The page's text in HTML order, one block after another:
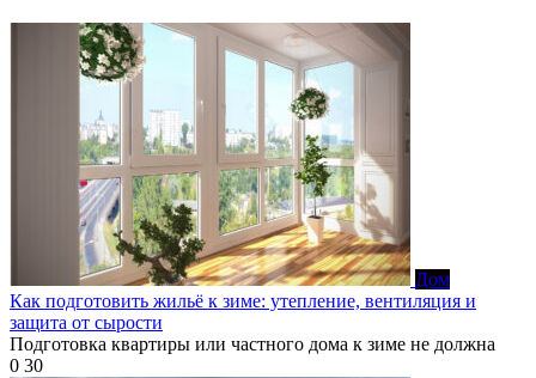
Дом
Как подготовить жильё к зиме: утепление, вентиляция и
защита от сырости
Подготовка квартиры или частного дома к зиме не должна
0 30